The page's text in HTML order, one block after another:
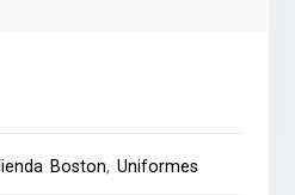
Boston,Uniformes